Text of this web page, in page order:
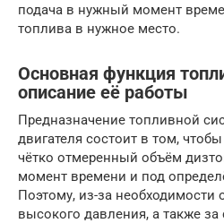
подача в нужный момент
топлива в нужное место.
Основная функция
описание её работы
Предназначение топливной
двигателя состоит в том,
чётко отмеренный объём
момент времени и под
Поэтому, из-за необходимости
высокого давления, а также за